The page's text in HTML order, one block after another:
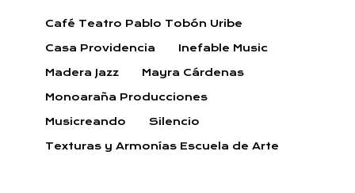
Café Teatro Pablo Tobón Uribe
Casa Providencia Inefable Music
Madera Jazz Mayra Cárdenas
Monoaraña Producciones
Musicreando Silencio
Texturas y Armonías Escuela de Arte